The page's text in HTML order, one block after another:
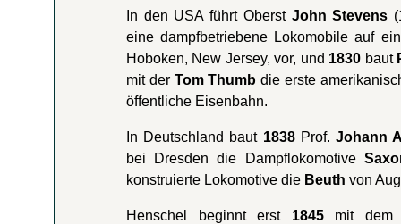
In den USA führt Oberst John Stevens
eine dampfbetriebene Lokomobile auf
Hoboken, New Jersey, vor, und 1830 baut
mit der Tom Thumb die erste
öffentliche Eisenbahn.
In Deutschland baut 1838Prof. Johann
bei Dresden die Dampflokomotive
konstruierte Lokomotive die Beuth von
Henschel beginnt erst 1845mit dem